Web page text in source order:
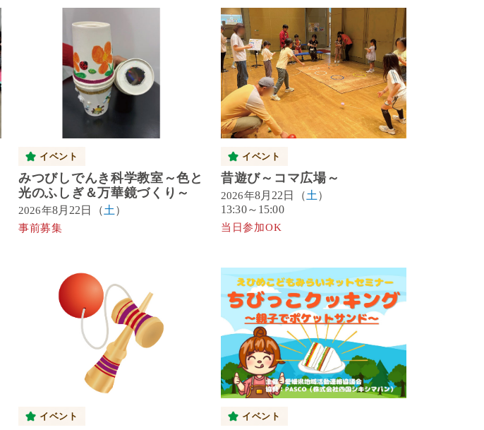
イベント
みつびしでんき科学教室～色と
光のふしぎ＆万華鏡づくり～
2026年8月22日（土 ）
事前募集
イベント
昔遊び～コマ広場～
2026年8月22日（土 ）
13:30～15:00
当日参加OK
イベント イベント